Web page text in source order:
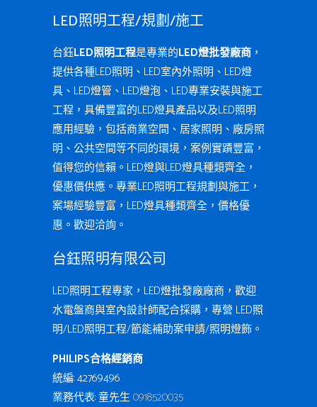
LED照明工程/規劃/施工
台鈺LED照明工程是專業的LED燈批發廠商 ，
提供各種LED照明、LED室內外照明、LED燈
具、LED燈管、LED燈泡、LED專業安裝與施工
工程，具備豐富的LED燈具產品以及LED照明
應用經驗，包括商業空間、居家照明、廠房照
明、公共空間等不同的環境，案例實蹟豐富，
值得您的信賴。LED燈與LED燈具種類齊全，
優惠價供應。專業LED照明工程規劃與施工，
案場經驗豐富，LED燈具種類齊全，價格優
惠。歡迎洽詢。
台鈺照明有限公司
LED照明工程專家，LED燈批發廠廠商，歡迎
水電盤商與室內設計師配合採購，專營 LED照
明/LED照明工程/節能補助案申請/照明燈飾。
PHILIPS合格經銷商
統編: 42769496
業務代表: 童先生0918520035